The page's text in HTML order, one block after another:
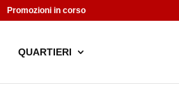
Promozioni in corso
QUARTIERI